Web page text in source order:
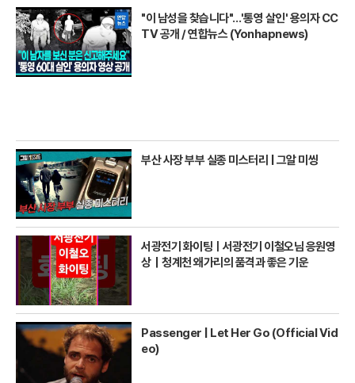
"이 남성을 찾습니다"…'통영 살인' 용의자 CC
TV 공개 / 연합뉴스 (Yonhapnews)
부산 사장 부부 실종 미스터리 | 그알 미씽
서광전기 화이팅ㅣ서광전기 이철오님 응원영
상｜청계천 왜가리의 품격과 좋은 기운
Passenger | Let Her Go (Official Vid
eo)